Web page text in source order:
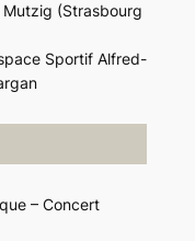
Mutzig (Strasbourg
Sportif Alfred-
– Concert